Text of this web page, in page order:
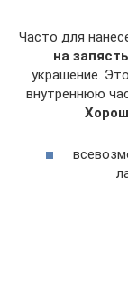
Часто для
на
украшение.
внутреннюю